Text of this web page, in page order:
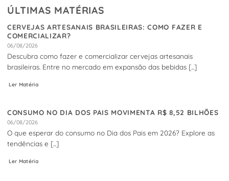
ÚLTIMAS MATÉRIAS
CERVEJAS ARTESANAIS BRASILEIRAS: COMO FAZER E
COMERCIALIZAR?
06/08/2026
Descubra como fazer e comercializar cervejas artesanais
brasileiras. Entre no mercado em expansão das bebidas [...]
Ler Matéria
CONSUMO NO DIA DOS PAIS MOVIMENTA R$ 8,52 BILHÕES
06/08/2026
O que esperar do consumo no Dia dos Pais em 2026? Explore as
tendências e [...]
Ler Matéria